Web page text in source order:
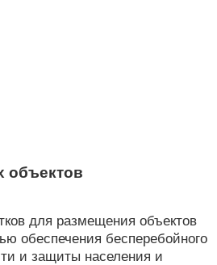
объектов
для размещения объектов
обеспечения бесперебойного
и защиты населения и